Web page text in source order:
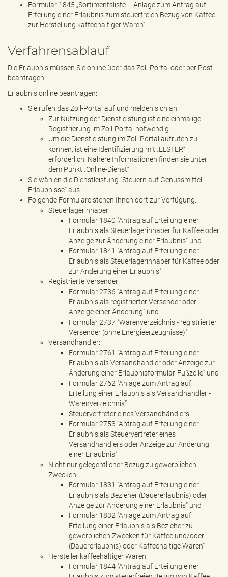
Formular 1845 „Sortimentsliste – Anlage zum Antrag auf
Erteilung einer Erlaubnis zum steuerfreien Bezug von Kaffee
zur Herstellung kaffeehaltiger Waren“
Verfahrensablauf
Die Erlaubnis müssen Sie online über das Zoll-Portal oder per Post
beantragen:
Erlaubnis online beantragen:
Sie rufen das Zoll-Portal auf und melden sich an.
Zur Nutzung der Dienstleistung ist eine einmalige
Registrierung im Zoll-Portal notwendig.
Um die Dienstleistung im Zoll-Portal aufrufen zu
können, ist eine Identifizierung mit „ELSTER“
erforderlich. Nähere Informationen finden sie unter
dem Punkt „Online-Dienst“.
Sie wählen die Dienstleistung "Steuern auf Genussmittel -
Erlaubnisse" aus.
Folgende Formulare stehen Ihnen dort zur Verfügung:
Steuerlagerinhaber:
Formular 1840 "Antrag auf Erteilung einer
Erlaubnis als Steuerlagerinhaber für Kaffee oder
Anzeige zur Änderung einer Erlaubnis" und
Formular 1841 "Antrag auf Erteilung einer
Erlaubnis als Steuerlagerinhaber für Kaffee oder
zur Änderung einer Erlaubnis"
Registrierte Versender:
Formular 2736 "Antrag auf Erteilung einer
Erlaubnis als registrierter Versender oder
Anzeige einer Änderung" und
Formular 2737 "Warenverzeichnis - registrierter
Versender (ohne Energieerzeugnisse)"
Versandhändler:
Formular 2761 "Antrag auf Erteilung einer
Erlaubnis als Versandhändler oder Anzeige zur
Änderung einer Erlaubnisformular-Fußzeile“ und
Formular 2762 "Anlage zum Antrag auf
Erteilung einer Erlaubnis als Versandhändler -
Warenverzeichnis“
Steuervertreter eines Versandhändlers:
Formular 2753 "Antrag auf Erteilung einer
Erlaubnis als Steuervertreter eines
Versandhändlers oder Anzeige zur Änderung
einer Erlaubnis"
Nicht nur gelegentlicher Bezug zu gewerblichen
Zwecken:
Formular 1831 "Antrag auf Erteilung einer
Erlaubnis als Bezieher (Dauererlaubnis) oder
Anzeige zur Änderung einer Erlaubnis" und
Formular 1832 "Anlage zum Antrag auf
Erteilung einer Erlaubnis als Bezieher zu
gewerblichen Zwecken für Kaffee und/oder
(Dauererlaubnis) oder Kaffeehaltige Waren"
Hersteller kaffeehaltiger Waren:
Formular 1844 "Antrag auf Erteilung einer